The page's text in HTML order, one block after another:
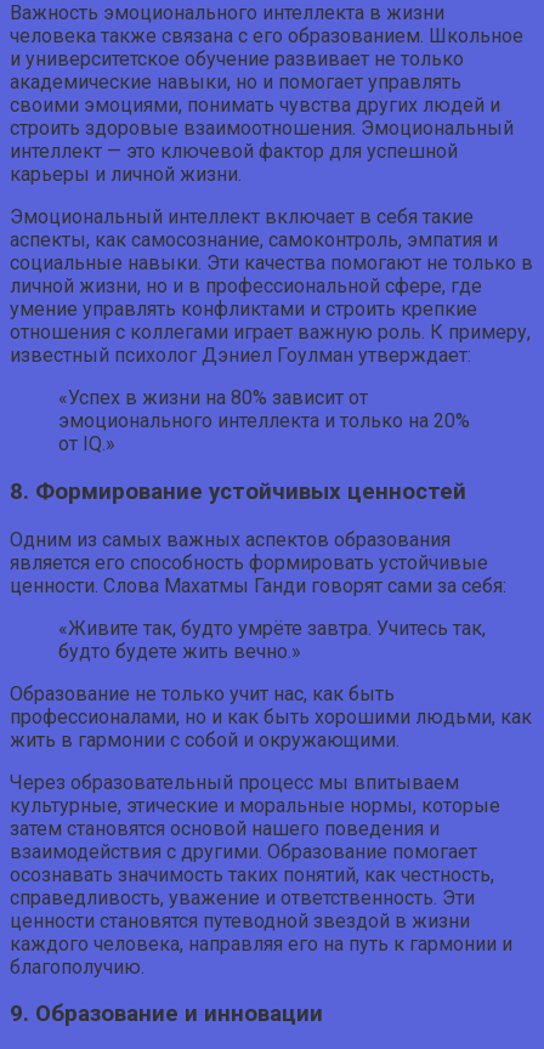
Важность эмоционального интеллекта в жизни
человека также связана с его образованием. Школьное
и университетское обучение развивает не только
академические навыки, но и помогает управлять
своими эмоциями, понимать чувства других людей и
строить здоровые взаимоотношения. Эмоциональный
интеллект — это ключевой фактор для успешной
карьеры и личной жизни.
Эмоциональный интеллект включает в себя такие
аспекты, как самосознание, самоконтроль, эмпатия и
социальные навыки. Эти качества помогают не только в
личной жизни, но и в профессиональной сфере, где
умение управлять конфликтами и строить крепкие
отношения с коллегами играет важную роль. К примеру,
известный психолог Дэниел Гоулман утверждает:
«Успех в жизни на 80% зависит от
эмоционального интеллекта и только на 20%
от IQ.»
8. Формирование устойчивых ценностей
Одним из самых важных аспектов образования
является его способность формировать устойчивые
ценности. Слова Махатмы Ганди говорят сами за себя:
«Живите так, будто умрёте завтра. Учитесь так,
будто будете жить вечно.»
Образование не только учит нас, как быть
профессионалами, но и как быть хорошими людьми, как
жить в гармонии с собой и окружающими.
Через образовательный процесс мы впитываем
культурные, этические и моральные нормы, которые
затем становятся основой нашего поведения и
взаимодействия с другими. Образование помогает
осознавать значимость таких понятий, как честность,
справедливость, уважение и ответственность. Эти
ценности становятся путеводной звездой в жизни
каждого человека, направляя его на путь к гармонии и
благополучию.
9. Образование и инновации